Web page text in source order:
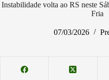
Instabilidade volta ao RS neste
Fria
07/03/2026